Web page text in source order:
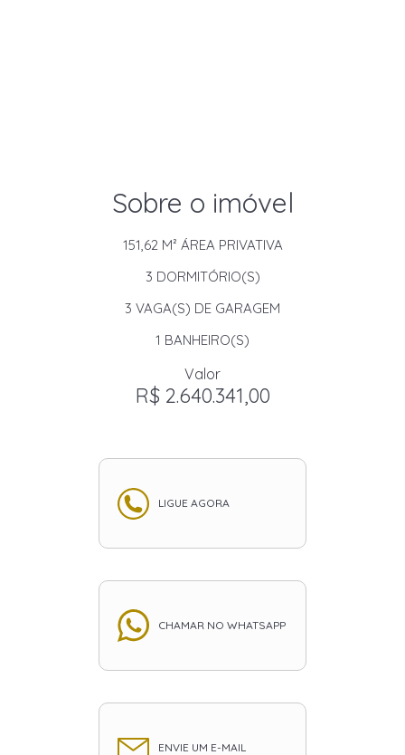
Sobre o imóvel
151,62 M² ÁREA PRIVATIVA
3 DORMITÓRIO(S)
3 VAGA(S) DE GARAGEM
1 BANHEIRO(S)
Valor
R$ 2.640.341,00
LIGUE AGORA
CHAMAR NO WHATSAPP
ENVIE UM E-MAIL